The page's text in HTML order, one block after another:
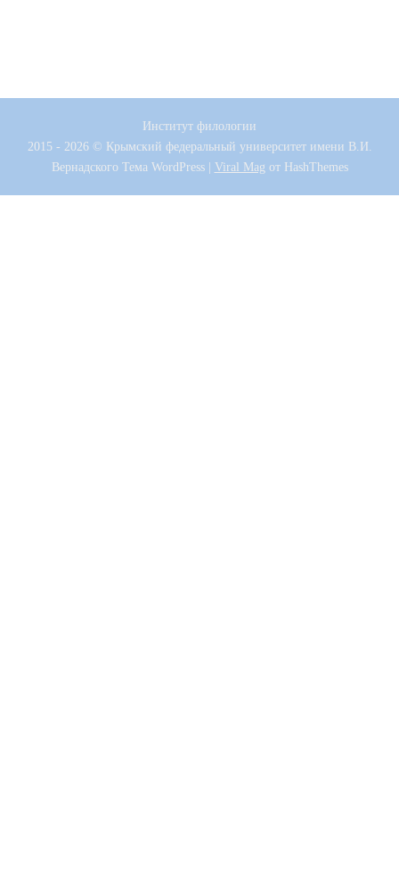
Институт филологии
2015 - 2026 © Крымский федеральный университет имени В.И.
ВернадскогоТема WordPress | Viral Mag от HashThemes